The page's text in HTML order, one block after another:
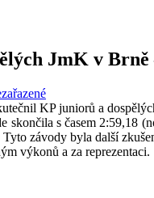
JmK v Brně
KP juniorů a
skončila s časem 2:59,18
závody byla další
výkonů a za reprezentaci.